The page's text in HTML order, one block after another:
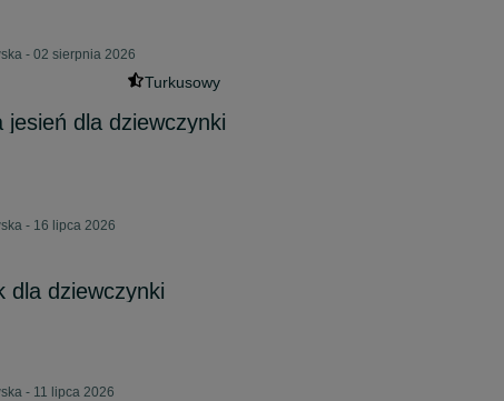
- 02 sierpnia 2026
Turkusowy
jesień dla dziewczynki
- 16 lipca 2026
dla dziewczynki
- 11 lipca 2026